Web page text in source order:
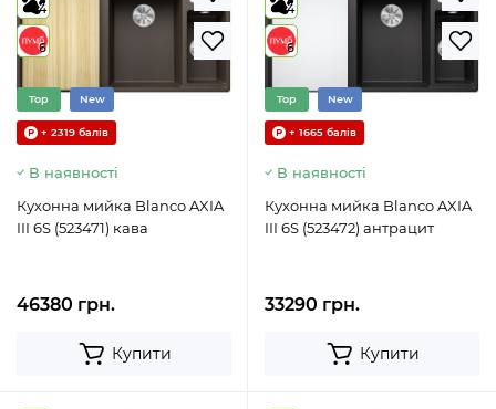
4
6
Top New
+ 2319 балів
В наявності
Кухонна мийка Blanco AXIA
III 6S (523471) кава
46380 грн.
Купити
4
6
Top New
+ 1665 балів
В наявності
Кухонна мийка Blanco AXIA
III 6S (523472) антрацит
33290 грн.
Купити